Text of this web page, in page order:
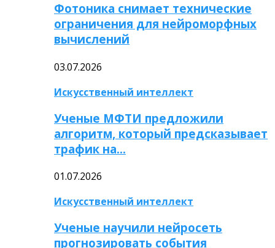
Фотоника снимает технические
ограничения для нейроморфных
вычислений
03.07.2026
Искусственный интеллект
Ученые МФТИ предложили
алгоритм, который предсказывает
трафик на…
01.07.2026
Искусственный интеллект
Ученые научили нейросеть
прогнозировать события